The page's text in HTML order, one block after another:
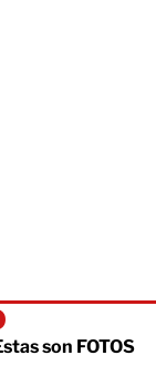
son FOTOS